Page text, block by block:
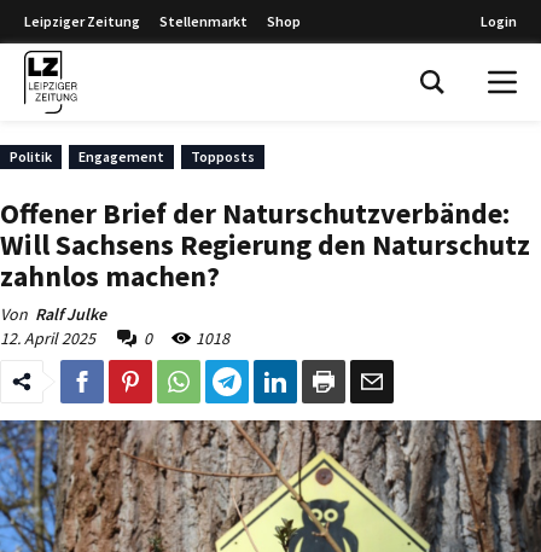
Leipziger Zeitung Stellenmarkt Shop Login
Politik Engagement Topposts
Offener Brief der Naturschutzverbände:
Will Sachsens Regierung den Naturschutz
zahnlos machen?
Von Ralf Julke
12. April 2025
0 1018